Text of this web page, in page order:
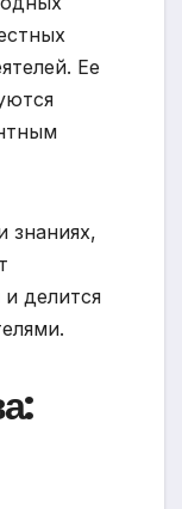
Ее
знаниях,
делится